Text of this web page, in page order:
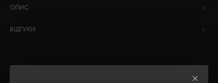
ОПИС
ВІДГУКИ